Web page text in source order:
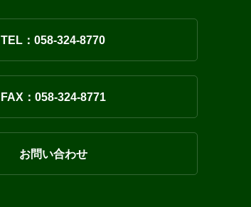
TEL：058-324-8770
FAX：058-324-8771
お問い合わせ